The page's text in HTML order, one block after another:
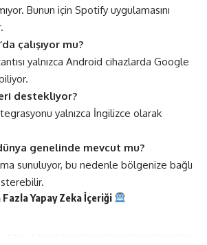
Bunun için Spotify uygulamasını
çalışıyor mu?
yalnızca Android cihazlarda Google
destekliyor?
yalnızca İngilizce olarak
genelinde mevcut mu?
sunuluyor, bu nedenle bölgenize bağlı
FazlaYapay Zekaİçeriği